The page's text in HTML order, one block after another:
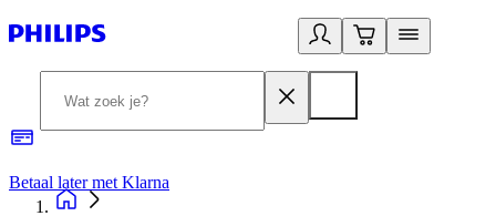
Betaal later met Klarna